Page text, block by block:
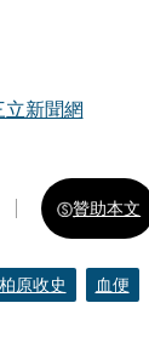
立新聞網
贊助本文
柏原收史 血便